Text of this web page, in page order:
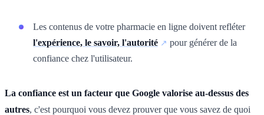
Les contenus de votre pharmacie en ligne doivent refléter
l'expérience, le savoir, l'autorité
pour générer de la
confiance chez l'utilisateur.
La confiance est un facteur que Google valorise au-dessus des
autres, c'est pourquoi vous devez prouver que vous savez de quoi